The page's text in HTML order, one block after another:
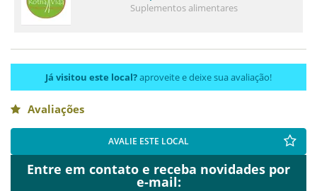
Suplementos alimentares
Já visitou este local?aproveite e deixe sua avaliação!
Avaliações
AVALIE ESTE LOCAL
Entre em contato e receba novidades por
e-mail: